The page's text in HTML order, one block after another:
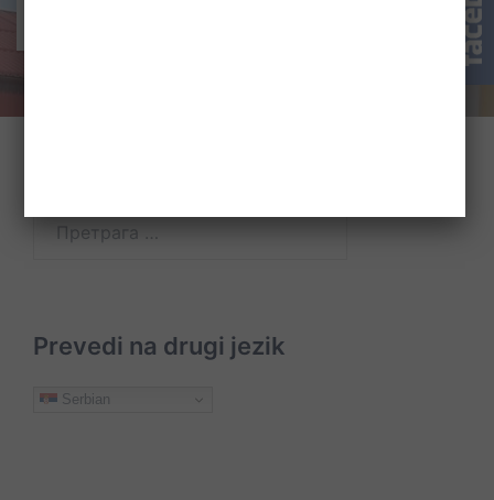
Претрага
Prevedi na drugi jezik
Serbian